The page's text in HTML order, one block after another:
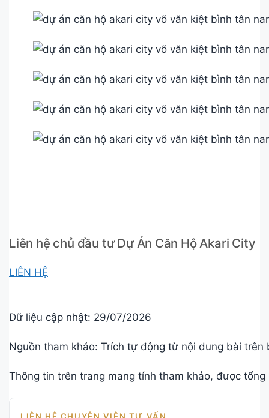
Liên hệ chủ đầu tư Dự Án Căn Hộ Akari City
LIÊN HỆ
Dữ liệu cập nhật: 29/07/2026
Nguồn tham khảo: Trích tự động từ nội dung bài trên
Thông tin trên trang mang tính tham khảo, được